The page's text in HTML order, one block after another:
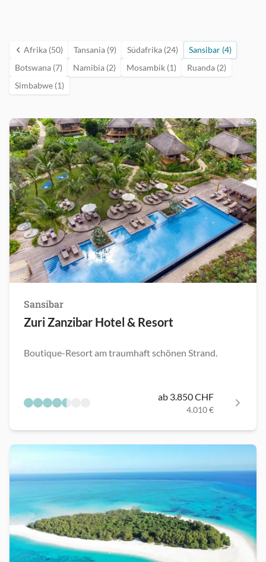
Afrika (50) Tansania (9) Südafrika (24)
Sansibar (4)
Botswana (7)
Namibia (2) Mosambik (1)
Ruanda (2)
Simbabwe (1)
Sansibar
Zuri Zanzibar Hotel & Resort
Boutique-Resort am traumhaft schönen Strand.
ab 3.850 CHF
4.010 €